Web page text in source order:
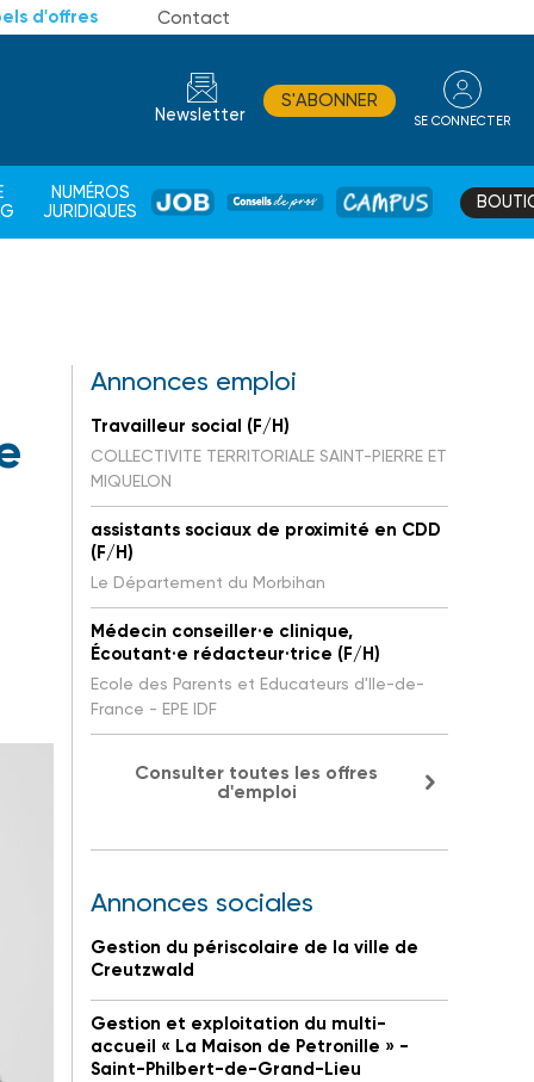
d'offres Contact
Newsletter
S'ABONNER
SE CONNECTER
NUMÉROS
JURIDIQUES
JOB
DE
CAMPUS
Annonces emploi
Travailleur social (F/H)
COLLECTIVITE TERRITORIALE SAINT-PIERRE ET
MIQUELON
assistants sociaux de proximité en CDD
(F/H)
Le Département du Morbihan
Médecin conseiller·e clinique,
Écoutant·e rédacteur·trice (F/H)
Ecole des Parents et Educateurs d'Ile-de-
France - EPE IDF
Consulter toutes les offres
d'emploi
Annonces sociales
Gestion du périscolaire de la ville de
Creutzwald
Gestion et exploitation du multi-
accueil « La Maison de Petronille » -
Saint-Philbert-de-Grand-Lieu